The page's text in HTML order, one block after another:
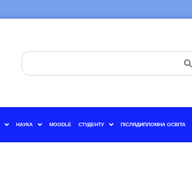
НАУКА MOODLE СТУДЕНТУ ПІСЛЯДИПЛОМНА ОСВІТА